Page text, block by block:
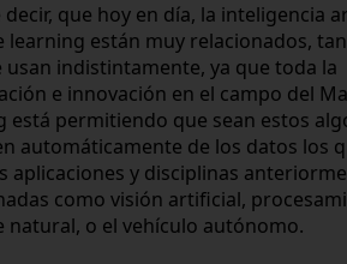
decir, que hoy en día, la inteligencia
learning están muy relacionados,
usan indistintamente, ya que toda la
e innovación en el campo del
está permitiendo que sean estos
automáticamente de los datos los
aplicaciones y disciplinas
como visión artificial,
natural, o el vehículo autónomo.